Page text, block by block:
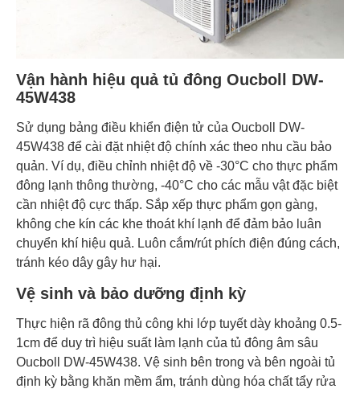
Vận hành hiệu quả tủ đông Oucboll DW-
45W438
Sử dụng bảng điều khiển điện tử của Oucboll DW-
45W438 để cài đặt nhiệt độ chính xác theo nhu cầu bảo
quản. Ví dụ, điều chỉnh nhiệt độ về -30°C cho thực phẩm
đông lạnh thông thường, -40°C cho các mẫu vật đặc biệt
cần nhiệt độ cực thấp. Sắp xếp thực phẩm gọn gàng,
không che kín các khe thoát khí lạnh để đảm bảo luân
chuyển khí hiệu quả. Luôn cắm/rút phích điện đúng cách,
tránh kéo dây gây hư hại.
Vệ sinh và bảo dưỡng định kỳ
Thực hiện rã đông thủ công khi lớp tuyết dày khoảng 0.5-
1cm để duy trì hiệu suất làm lạnh của tủ đông âm sâu
Oucboll DW-45W438. Vệ sinh bên trong và bên ngoài tủ
định kỳ bằng khăn mềm ẩm, tránh dùng hóa chất tẩy rửa